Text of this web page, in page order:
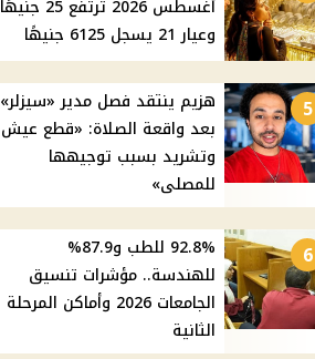
أغسطس 2026 ترتفع 25 جنيهًا
وعيار 21 يسجل 6125 جنيهًا
5
هزيم ينتقد فصل مدير «سيزلر»
بعد واقعة الصلاة: «قطع عيش
وتشريد بسبب توجيهها
للمصلى»
6
92.8% للطب و87.9%
للهندسة.. مؤشرات تنسيق
الجامعات 2026 وأماكن المرحلة
الثانية